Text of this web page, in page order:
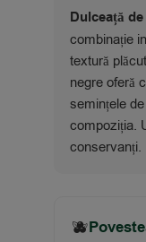
Dulceață
combinație
textură
negre oferă
semințele
compoziția.
conservanți.
🫐